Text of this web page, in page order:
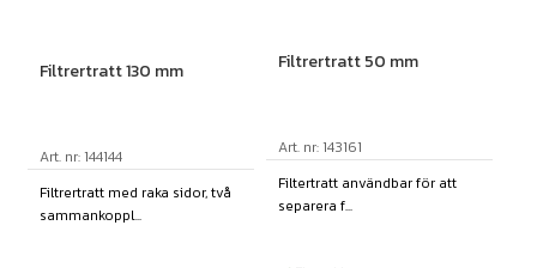
Filtrertratt 130 mm
Art. nr: 144144
Filtrertratt med raka sidor, två
sammankoppl...
Filtrertratt 50 mm
Art. nr: 143161
Filtertratt användbar för att
separera f...